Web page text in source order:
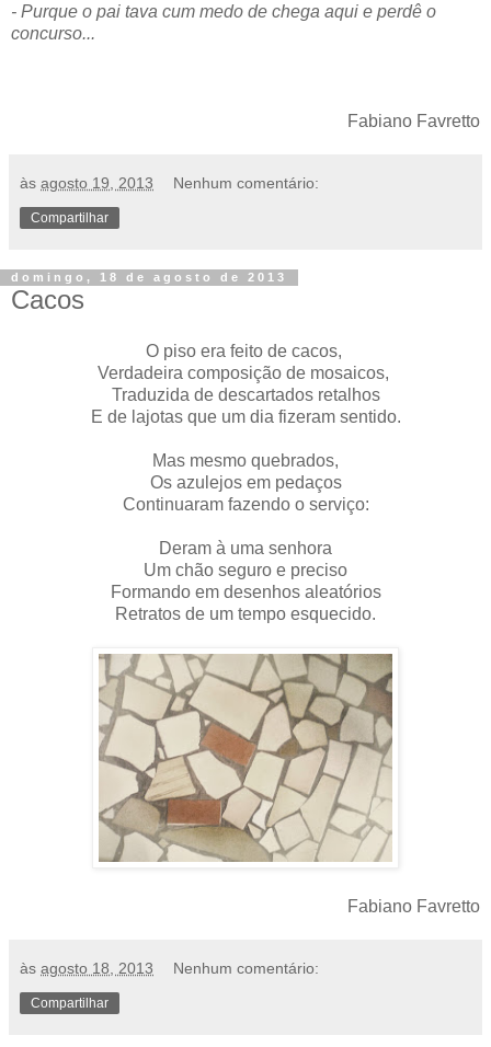
- Purque o pai tava cum medo de chega aqui e perdê o
concurso...
Fabiano Favretto
às agosto 19, 2013 Nenhum comentário:
Compartilhar
domingo, 18 de agosto de 2013
Cacos
O piso era feito de cacos,
Verdadeira composição de mosaicos,
Traduzida de descartados retalhos
E de lajotas que um dia fizeram sentido.
Mas mesmo quebrados,
Os azulejos em pedaços
Continuaram fazendo o serviço:
Deram à uma senhora
Um chão seguro e preciso
Formando em desenhos aleatórios
Retratos de um tempo esquecido.
Fabiano Favretto
às agosto 18, 2013 Nenhum comentário:
Compartilhar